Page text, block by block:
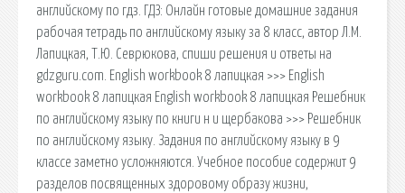
английскому по гдз. ГДЗ: Онлайн готовые домашние задания
рабочая тетрадь по английскому языку за 8 класс, автор Л.М.
Лапицкая, Т.Ю. Севрюкова, спиши решения и ответы на
gdzguru.com. English workbook 8 лапицкая >>> English
workbook 8 лапицкая English workbook 8 лапицкая Решебник
по английскому языку по книги н и щербакова >>> Решебник
по английскому языку. Задания по английскому языку в 9
классе заметно усложняются. Учебное пособие содержит 9
разделов посвященных здоровому образу жизни,